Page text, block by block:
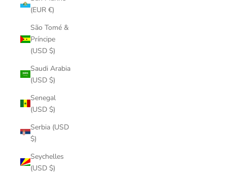
(EUR €)
São Tomé &
Príncipe
(USD $)
Saudi Arabia
(USD $)
Senegal
(USD $)
Serbia (USD
$)
Seychelles
(USD $)